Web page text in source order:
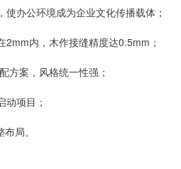
办公环境成为企业文化传播载体；
内，木作接缝精度达0.5mm；
方案，风格统一性强；
项目；
局。